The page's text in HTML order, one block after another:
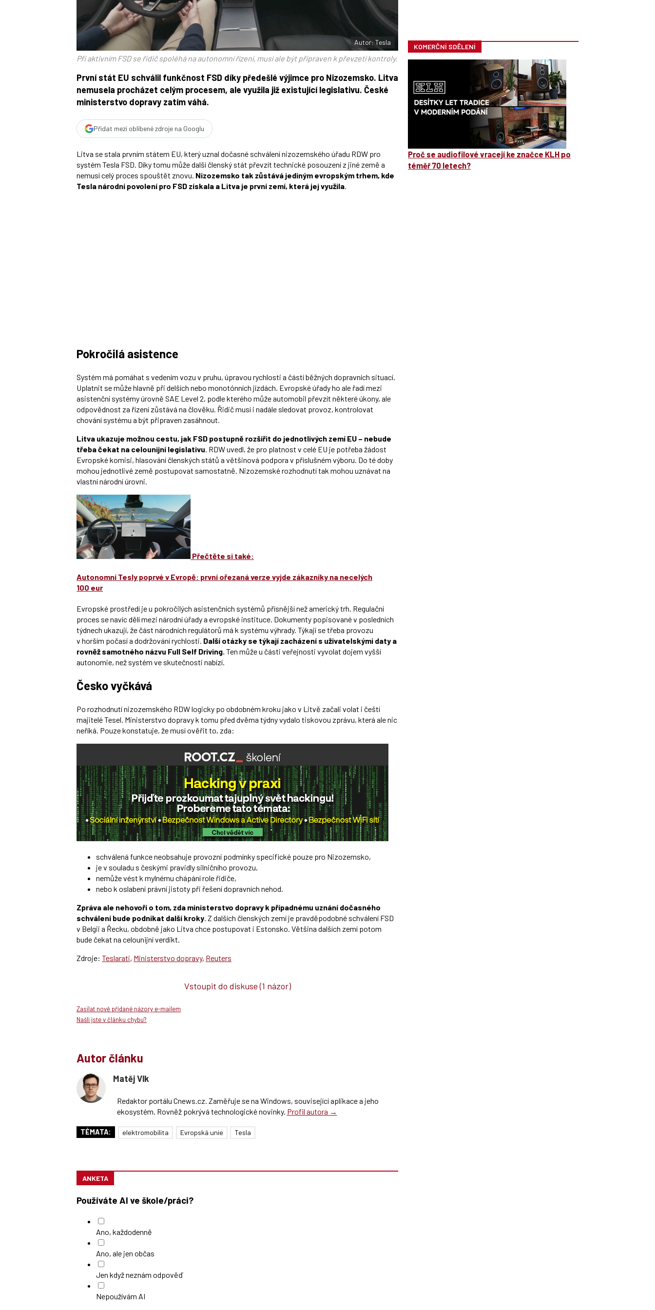
Autor: Tesla
Při aktivním FSD se řidič spoléhá na autonomní řízení, musí ale být připraven k převzetí kontroly.
První stát EU schválil funkčnost FSD díky předešlé výjimce pro Nizozemsko. Litva
nemusela procházet celým procesem, ale využila již existující legislativu. České
ministerstvo dopravy zatím váhá.
Přidat mezi oblíbené zdroje na Googlu
Litva se stala prvním státem EU, který uznal dočasné schválení nizozemského úřadu RDW pro
systém Tesla FSD. Díky tomu může další členský stát převzít technické posouzení z jiné země a
nemusí celý proces spouštět znovu. Nizozemsko tak zůstává jediným evropským trhem, kde
Tesla národní povolení pro FSD získala a Litva je první zemí, která jej využila.
Pokročilá asistence
Systém má pomáhat s vedením vozu v pruhu, úpravou rychlosti a částí běžných dopravních situací.
Uplatnit se může hlavně při delších nebo monotónních jízdách. Evropské úřady ho ale řadí mezi
asistenční systémy úrovně SAE Level 2, podle kterého může automobil převzít některé úkony, ale
odpovědnost za řízení zůstává na člověku. Řidič musí i nadále sledovat provoz, kontrolovat
chování systému a být připraven zasáhnout.
Litva ukazuje možnou cestu, jak FSD postupně rozšířit do jednotlivých zemí EU – nebude
třeba čekat na celounijní legislativu. RDW uvedl, že pro platnost v celé EU je potřeba žádost
Evropské komisi, hlasování členských států a většinová podpora v příslušném výboru. Do té doby
mohou jednotlivé země postupovat samostatně. Nizozemské rozhodnutí tak mohou uznávat na
vlastní národní úrovni.
Přečtěte si také:
Autonomní Tesly poprvé v Evropě: první ořezaná verze vyjde zákazníky na necelých
100 eur
Evropské prostředí je u pokročilých asistenčních systémů přísnější než americký trh. Regulační
proces se navíc dělí mezi národní úřady a evropské instituce. Dokumenty popisované v posledních
týdnech ukazují, že část národních regulátorů má k systému výhrady. Týkají se třeba provozu
v horším počasí a dodržování rychlosti. Další otázky se týkají zacházení s uživatelskými daty a
rovněž samotného názvu Full Self Driving. Ten může u části veřejnosti vyvolat dojem vyšší
autonomie, než systém ve skutečnosti nabízí.
Česko vyčkává
Po rozhodnutí nizozemského RDW logicky po obdobném kroku jako v Litvě začali volat i čeští
majitelé Tesel. Ministerstvo dopravy k tomu před dvěma týdny vydalo tiskovou zprávu, která ale nic
neříká. Pouze konstatuje, že musí ověřit to, zda:
schválená funkce neobsahuje provozní podmínky specifické pouze pro Nizozemsko,
je v souladu s českými pravidly silničního provozu,
nemůže vést k mylnému chápání role řidiče,
nebo k oslabení právní jistoty při řešení dopravních nehod.
Zpráva ale nehovoří o tom, zda ministerstvo dopravy k případnému uznání dočasného
schválení bude podnikat další kroky. Z dalších členských zemí je pravděpodobné schválení FSD
v Belgii a Řecku, obdobně jako Litva chce postupovat i Estonsko. Většina dalších zemí potom
bude čekat na celounijní verdikt.
Zdroje: Teslarati, Ministerstvo dopravy, Reuters
Vstoupit do diskuse(1 názor)
Zasílat nově přidané názory e-mailem
Našli jste v článku chybu?
Autor článku
Matěj Vlk
Redaktor portálu Cnews.cz. Zaměřuje se na Windows, související aplikace a jeho
ekosystém. Rovněž pokrývá technologické novinky. Profil autora →
TÉMATA: elektromobilita Evropská unie Tesla
ANKETA
Používáte AI ve škole/práci?
Ano, každodenně
Ano, ale jen občas
Jen když neznám odpověď
Nepoužívám AI
KOMERČNÍ SDĚLENÍ
Proč se audiofilové vracejí ke značce KLH po
téměř 70 letech?